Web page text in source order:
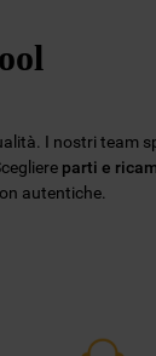
I nostri team
parti e
autentiche.
destra,
cookie